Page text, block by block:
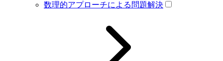
数理的アプローチによる問題解決